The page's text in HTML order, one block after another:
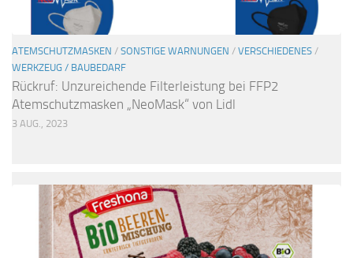
ATEMSCHUTZMASKEN / SONSTIGE WARNUNGEN / VERSCHIEDENES /
WERKZEUG / BAUBEDARF
Rückruf: Unzureichende Filterleistung bei FFP2
Atemschutzmasken „NeoMask“ von Lidl
3 AUG., 2023